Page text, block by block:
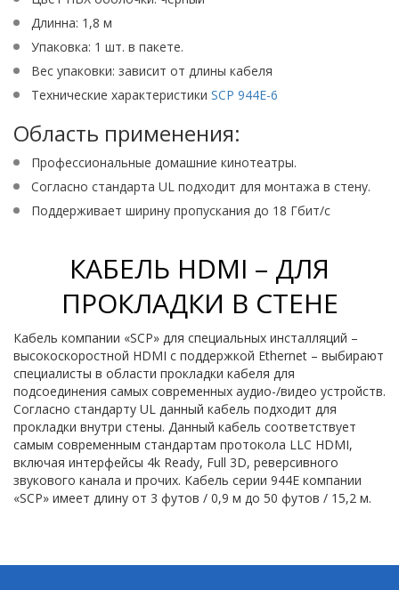
Длинна: 1,8 м
Упаковка: 1 шт. в пакете.
Вес упаковки: зависит от длины кабеля
Технические характеристики SCP 944E-6
Область применения:
Профессиональные домашние кинотеатры.
Согласно стандарта UL подходит для монтажа в стену.
Поддерживает ширину пропускания до 18 Гбит/с
КАБЕЛЬ HDMI – ДЛЯ
ПРОКЛАДКИ В СТЕНЕ
Кабель компании «SCP» для специальных инсталляций –
высокоскоростной HDMI с поддержкой Ethernet – выбирают
специалисты в области прокладки кабеля для
подсоединения самых современных аудио-/видео устройств.
Согласно стандарту UL данный кабель подходит для
прокладки внутри стены. Данный кабель соответствует
самым современным стандартам протокола LLC HDMI,
включая интерфейсы 4k Ready, Full 3D, реверсивного
звукового канала и прочих. Кабель серии 944Е компании
«SCP» имеет длину от 3 футов / 0,9 м до 50 футов / 15,2 м.